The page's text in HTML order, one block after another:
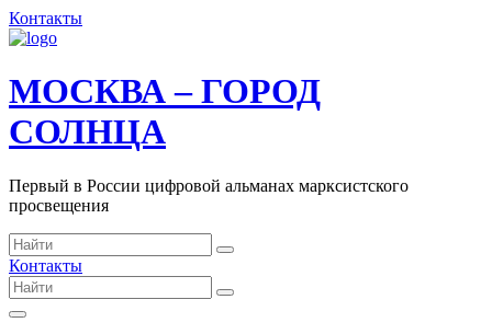
Контакты
МОСКВА – ГОРОД
СОЛНЦА
Первый в России цифровой альманах марксистского
просвещения
Контакты